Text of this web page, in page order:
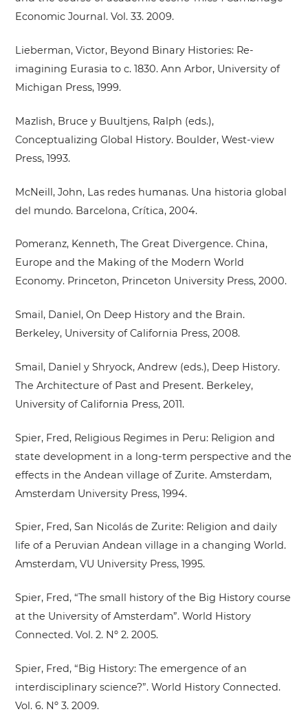
Economic Journal. Vol. 33. 2009.
Lieberman, Victor, Beyond Binary Histories: Re-
imagining Eurasia to c. 1830. Ann Arbor, University of
Michigan Press, 1999.
Mazlish, Bruce y Buultjens, Ralph (eds.),
Conceptualizing Global History. Boulder, West-view
Press, 1993.
McNeill, John, Las redes humanas. Una historia global
del mundo. Barcelona, Crítica, 2004.
Pomeranz, Kenneth, The Great Divergence. China,
Europe and the Making of the Modern World
Economy. Princeton, Princeton University Press, 2000.
Smail, Daniel, On Deep History and the Brain.
Berkeley, University of California Press, 2008.
Smail, Daniel y Shryock, Andrew (eds.), Deep History.
The Architecture of Past and Present. Berkeley,
University of California Press, 2011.
Spier, Fred, Religious Regimes in Peru: Religion and
state development in a long-term perspective and the
effects in the Andean village of Zurite. Amsterdam,
Amsterdam University Press, 1994.
Spier, Fred, San Nicolás de Zurite: Religion and daily
life of a Peruvian Andean village in a changing World.
Amsterdam, VU University Press, 1995.
Spier, Fred, “The small history of the Big History course
at the University of Amsterdam”. World History
Connected. Vol. 2. Nº 2. 2005.
Spier, Fred, “Big History: The emergence of an
interdisciplinary science?”. World History Connected.
Vol. 6. Nº 3. 2009.